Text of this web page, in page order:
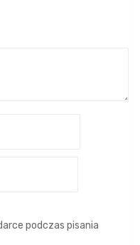
podczas pisania